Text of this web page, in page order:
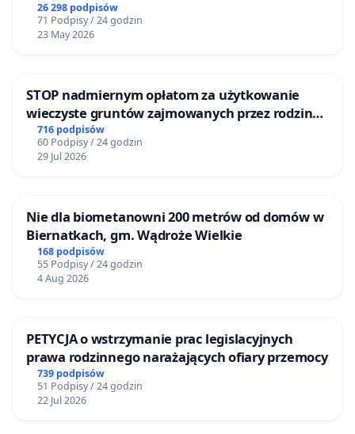
26 298 podpisów
71 Podpisy / 24 godzin
23 May 2026
STOP nadmiernym opłatom za użytkowanie
wieczyste gruntów zajmowanych przez rodzinne
ogrody działkowe.
716 podpisów
60 Podpisy / 24 godzin
29 Jul 2026
Nie dla biometanowni 200 metrów od domów w
Biernatkach, gm. Wądroże Wielkie
168 podpisów
55 Podpisy / 24 godzin
4 Aug 2026
PETYCJA o wstrzymanie prac legislacyjnych
prawa rodzinnego narażających ofiary przemocy
739 podpisów
51 Podpisy / 24 godzin
22 Jul 2026